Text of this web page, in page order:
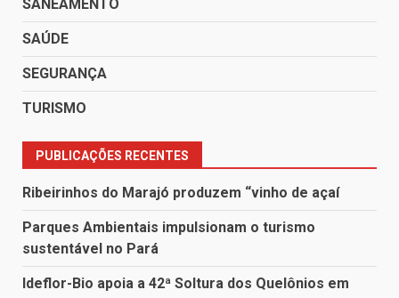
SANEAMENTO
SAÚDE
SEGURANÇA
TURISMO
PUBLICAÇÕES RECENTES
Ribeirinhos do Marajó produzem “vinho de açaí
Parques Ambientais impulsionam o turismo
sustentável no Pará
Ideflor-Bio apoia a 42ª Soltura dos Quelônios em